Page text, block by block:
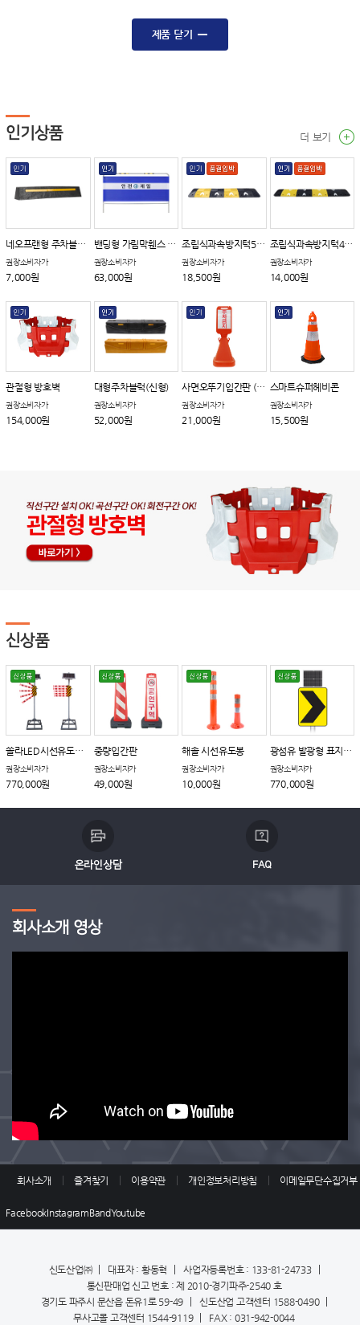
제품 닫기
인기상품 더 보기
네오프랜형 주차블럭(PVC)
권장소비자가
7,000원
밴딩형 가림막휀스 A타입
권장소비자가
63,000원
조립식과속방지턱500 B타입
권장소비자가
18,500원
조립식과속방지턱400
권장소비자가
14,000원
관절형 방호벽
권장소비자가
154,000원
대형주차블럭(신형)
권장소비자가
52,000원
사면오뚜기입간판 (회전체결형)
권장소비자가
21,000원
스마트슈퍼헤비콘
권장소비자가
15,500원
신상품
쏠라LED시선유도장치
권장소비자가
770,000원
중량입간판
권장소비자가
49,000원
해솔 시선유도봉
권장소비자가
10,000원
광섬유 발광형 표지판_갈매기
권장소비자가
770,000원
온라인상담 FAQ
회사소개 영상
회사소개 즐겨찾기 이용약관 개인정보처리방침 이메일무단수집거부
FacebookInstagramBandYoutube
신도산업㈜ 대표자 : 황동혁
사업자등록번호 : 133-81-24733
통신판매업 신고 번호 : 제 2010-경기파주-2540 호
경기도 파주시 문산읍 돈유1로 59-49
신도산업 고객센터 1588-0490
무사고몰 고객센터 1544-9119
FAX : 031-942-0044